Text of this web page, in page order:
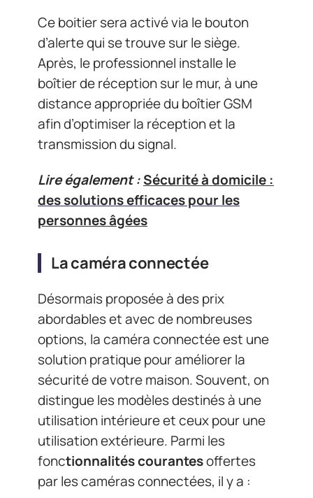
Ce boitier sera activé via le bouton
d’alerte qui se trouve sur le siège.
Après, le professionnel installe le
boîtier de réception sur le mur, à une
distance appropriée du boîtier GSM
afin d’optimiser la réception et la
transmission du signal.
Lire également :Sécurité à domicile :
des solutions efficaces pour les
personnes âgées
La caméra connectée
Désormais proposée à des prix
abordables et avec de nombreuses
options, la caméra connectée est une
solution pratique pour améliorer la
sécurité de votre maison. Souvent, on
distingue les modèles destinés à une
utilisation intérieure et ceux pour une
utilisation extérieure. Parmi les
fonctionnalités courantesoffertes
par les caméras connectées, il y a :